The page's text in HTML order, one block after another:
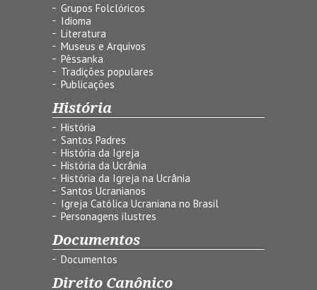
Grupos Folclóricos
Idioma
Literatura
Museus e Arquivos
Pêssanka
Tradições populares
Publicações
História
História
Santos Padres
História da Igreja
História da Ucrânia
História da Igreja na Ucrânia
Santos Ucranianos
Igreja Católica Ucraniana no Brasil
Personagens ilustres
Documentos
Documentos
Direito Canônico